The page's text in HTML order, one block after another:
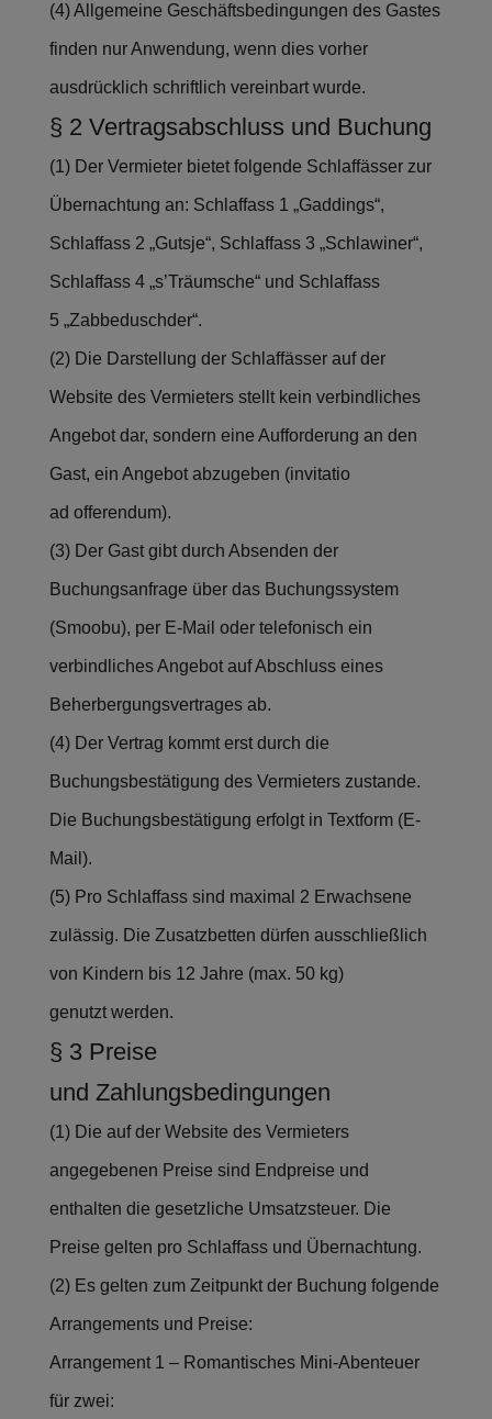
(4) Allgemeine Geschäftsbedingungen des Gastes
finden nur Anwendung, wenn dies vorher
ausdrücklich schriftlich vereinbart wurde.
§ 2 Vertragsabschluss und Buchung
(1) Der Vermieter bietet folgende Schlaffässer zur
Übernachtung an: Schlaffass 1 „Gaddings“,
Schlaffass 2 „Gutsje“, Schlaffass 3 „Schlawiner“,
Schlaffass 4 „s’Träumsche“ und Schlaffass
5 „Zabbeduschder“.
(2) Die Darstellung der Schlaffässer auf der
Website des Vermieters stellt kein verbindliches
Angebot dar, sondern eine Aufforderung an den
Gast, ein Angebot abzugeben (invitatio
ad offerendum).
(3) Der Gast gibt durch Absenden der
Buchungsanfrage über das Buchungssystem
(Smoobu), per E-Mail oder telefonisch ein
verbindliches Angebot auf Abschluss eines
Beherbergungsvertrages ab.
(4) Der Vertrag kommt erst durch die
Buchungsbestätigung des Vermieters zustande.
Die Buchungsbestätigung erfolgt in Textform (E-
Mail).
(5) Pro Schlaffass sind maximal 2 Erwachsene
zulässig. Die Zusatzbetten dürfen ausschließlich
von Kindern bis 12 Jahre (max. 50 kg)
genutzt werden.
§ 3 Preise
und Zahlungsbedingungen
(1) Die auf der Website des Vermieters
angegebenen Preise sind Endpreise und
enthalten die gesetzliche Umsatzsteuer. Die
Preise gelten pro Schlaffass und Übernachtung.
(2) Es gelten zum Zeitpunkt der Buchung folgende
Arrangements und Preise:
Arrangement 1 – Romantisches Mini-Abenteuer
für zwei: